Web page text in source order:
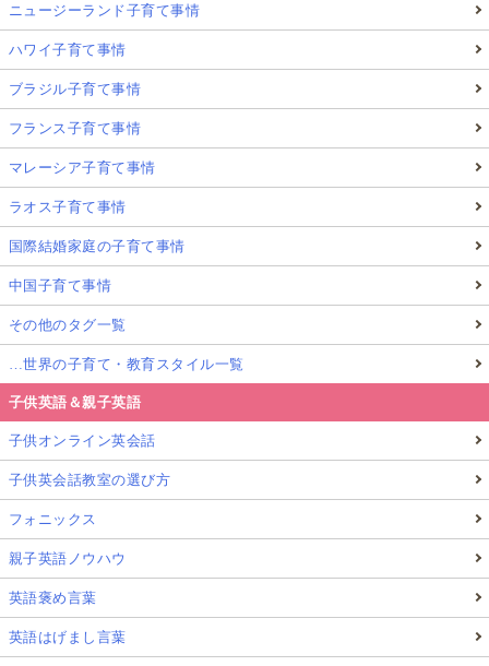
ニュージーランド子育て事情
ハワイ子育て事情
ブラジル子育て事情
フランス子育て事情
マレーシア子育て事情
ラオス子育て事情
国際結婚家庭の子育て事情
中国子育て事情
その他のタグ一覧
…世界の子育て・教育スタイル一覧
子供英語＆親子英語
子供オンライン英会話
子供英会話教室の選び方
フォニックス
親子英語ノウハウ
英語褒め言葉
英語はげまし言葉